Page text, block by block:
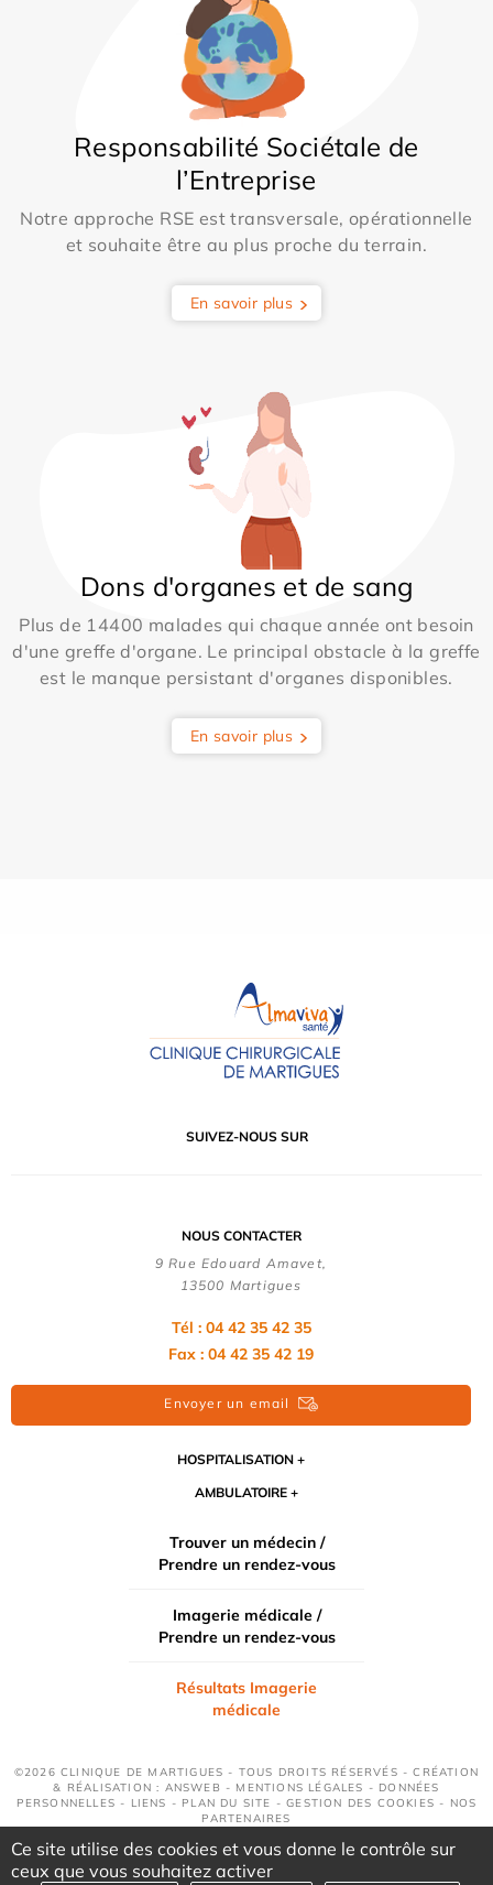
Responsabilité Sociétale de
l’Entreprise
Notre approche RSE est transversale, opérationnelle
et souhaite être au plus proche du terrain.
En savoir plus
Dons d'organes et de sang
Plus de 14400 malades qui chaque année ont besoin
d'une greffe d'organe. Le principal obstacle à la greffe
est le manque persistant d'organes disponibles.
En savoir plus
SUIVEZ-NOUS SUR
NOUS CONTACTER
9 Rue Edouard Amavet,
13500 Martigues
Tél : 04 42 35 42 35
Fax : 04 42 35 42 19
Envoyer un email
HOSPITALISATION
AMBULATOIRE
Trouver un médecin /
Prendre un rendez-vous
Imagerie médicale /
Prendre un rendez-vous
Résultats Imagerie
médicale
©2026 CLINIQUE DE MARTIGUES - TOUS DROITS RÉSERVÉS - CRÉATION
& RÉALISATION : ANSWEB - MENTIONS LÉGALES - DONNÉES
PERSONNELLES - LIENS - PLAN DU SITE -GESTION DES COOKIES - NOS
PARTENAIRES
Ce site utilise des cookies et vous donne le contrôle sur
ceux que vous souhaitez activer